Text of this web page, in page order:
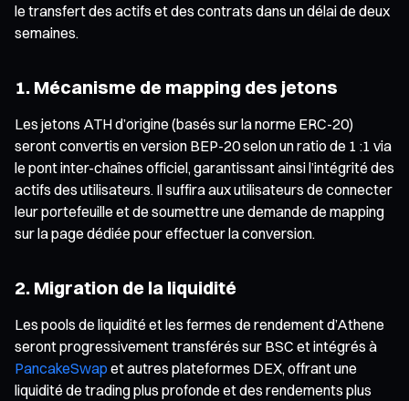
le transfert des actifs et des contrats dans un délai de deux
semaines.
1. Mécanisme de mapping des jetons
Les jetons ATH d’origine (basés sur la norme ERC-20)
seront convertis en version BEP-20 selon un ratio de 1 :1 via
le pont inter-chaînes officiel, garantissant ainsi l’intégrité des
actifs des utilisateurs. Il suffira aux utilisateurs de connecter
leur portefeuille et de soumettre une demande de mapping
sur la page dédiée pour effectuer la conversion.
2. Migration de la liquidité
Les pools de liquidité et les fermes de rendement d’Athene
seront progressivement transférés sur BSC et intégrés à
PancakeSwap et autres plateformes DEX, offrant une
liquidité de trading plus profonde et des rendements plus